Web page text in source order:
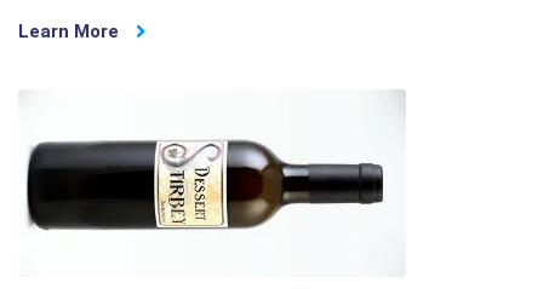
Learn More